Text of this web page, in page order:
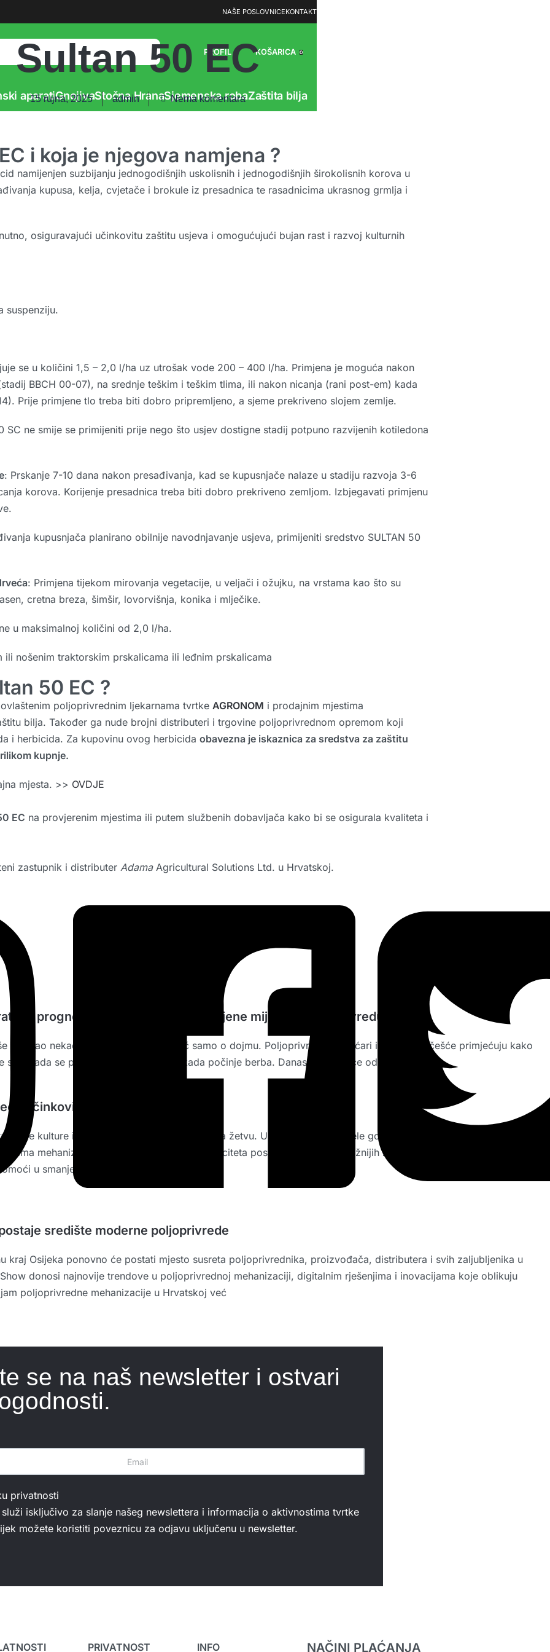
NAŠE POSLOVNICEKONTAKT
PROFIL KOŠARICA 0
aparatiGnojivaStočna HranaSjemenska robaZaštita bilja
Sultan 50 EC
15 rujna, 2025 admin Nema komentara
i koja je njegova namjena ?
namijenjen suzbijanju jednogodišnjih uskolisnih i jednogodišnjih širokolisnih korova u
kupusa, kelja, cvjetače i brokule iz presadnica te rasadnicima ukrasnog grmlja i
osiguravajući učinkovitu zaštitu usjeva i omogućujući bujan rast i razvoj kulturnih
suspenziju.
se u količini 1,5 – 2,0 l/ha uz utrošak vode 200 – 400 l/ha. Primjena je moguća nakon
BBCH 00-07), na srednje teškim i teškim tlima, ili nakon nicanja (rani post-em) kada
Prije primjene tlo treba biti dobro pripremljeno, a sjeme prekriveno slojem zemlje.
SC ne smije se primijeniti prije nego što usjev dostigne stadij potpuno razvijenih kotiledona
: Prskanje 7-10 dana nakon presađivanja, kad se kupusnjače nalaze u stadiju razvoja 3-6
korova. Korijenje presadnica treba biti dobro prekriveno zemljom. Izbjegavati primjenu
kupusnjača planirano obilnije navodnjavanje usjeva, primijeniti sredstvo SULTAN 50
: Primjena tijekom mirovanja vegetacije, u veljači i ožujku, na vrstama kao što su
cretna breza, šimšir, lovorvišnja, konika i mlječike.
u maksimalnoj količini od 2,0 l/ha.
ili nošenim traktorskim prskalicama ili leđnim prskalicama
50 EC ?
poljoprivrednim ljekarnama tvrtke AGRONOM i prodajnim mjestima
bilja. Također ga nude brojni distributeri i trgovine poljoprivrednom opremom koji
i herbicida. Za kupovinu ovog herbicida obavezna je iskaznica za sredstva za zaštitu
kupnje.
mjesta. >> OVDJE
EC na provjerenim mjestima ili putem službenih dobavljača kako bi se osigurala kvaliteta i
zastupnik i distributer AdamaAgricultural Solutions Ltd. u Hrvatskoj.
prognozu. Kako klimatske promjene mijenjaju poljoprivredu?
nije kao nekad.”, niste jedini. I nije riječ samo o dojmu. Poljoprivrednici, voćari i vrtlari sve češće primjećuju kako
kada se prska, kada se orezuje i kada počinje berba. Danas? Sve češće odgovor ovisi o
učinkovitost i manje gubitke
kulture i početak intenzivnih priprema za žetvu. Ulaganja tijekom cijele godine mogu biti ugrožena ako žetva
mehanizacije, logistike i skladišnih kapaciteta postaje jedan od najvažnijih zadataka svakog poljoprivrednog
u smanjenju gubitaka,
središte moderne poljoprivrede
kraj Osijeka ponovno će postati mjesto susreta poljoprivrednika, proizvođača, distributera i svih zaljubljenika u
donosi najnovije trendove u poljoprivrednoj mehanizaciji, digitalnim rješenjima i inovacijama koje oblikuju
poljoprivredne mehanizacije u Hrvatskoj već
se na naš newsletter i ostvari
privatnosti
isključivo za slanje našeg newslettera i informacija o aktivnostima tvrtke
možete koristiti poveznicu za odjavu uključenu u newsletter.
PRIVATNOST INFO NAČINI PLAĆANJA